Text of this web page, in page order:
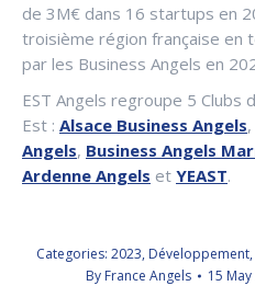
de 3M€ dans 16 startups en
troisième région française en
par les Business Angels en
EST Angels regroupe 5 Clubs
Est : Alsace Business Angels,
Angels, Business Angels
Ardenne Angels et YEAST.
Categories: 2023, Développement,
By France Angels 15